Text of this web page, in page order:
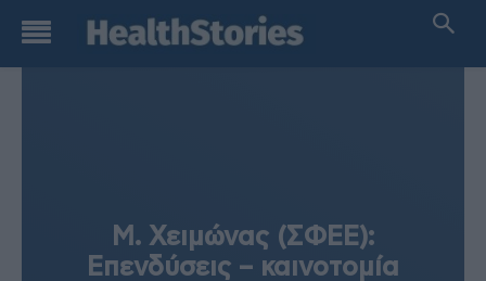
Μ. Χειμώνας (ΣΦΕΕ):
Επενδύσεις – καινοτομία